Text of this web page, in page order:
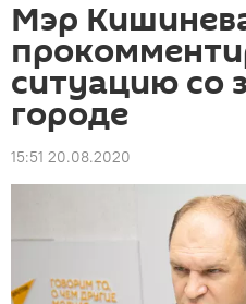
Мэр
ситуацию со
городе
15:51 20.08.2020